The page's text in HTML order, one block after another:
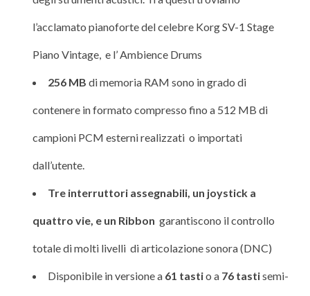
l’acclamato pianoforte del celebre Korg SV-1 Stage
Piano Vintage, e l’ Ambience Drums
256 MB di memoria RAM sono in grado di
contenere in formato compresso fino a 512 MB di
campioni PCM esterni realizzati o importati
dall’utente.
Tre interruttori assegnabili, un joystick a
quattro vie, e un Ribbon garantiscono il controllo
totale di molti livelli di articolazione sonora (DNC)
Disponibile in versione a 61 tastio a 76 tastisemi-